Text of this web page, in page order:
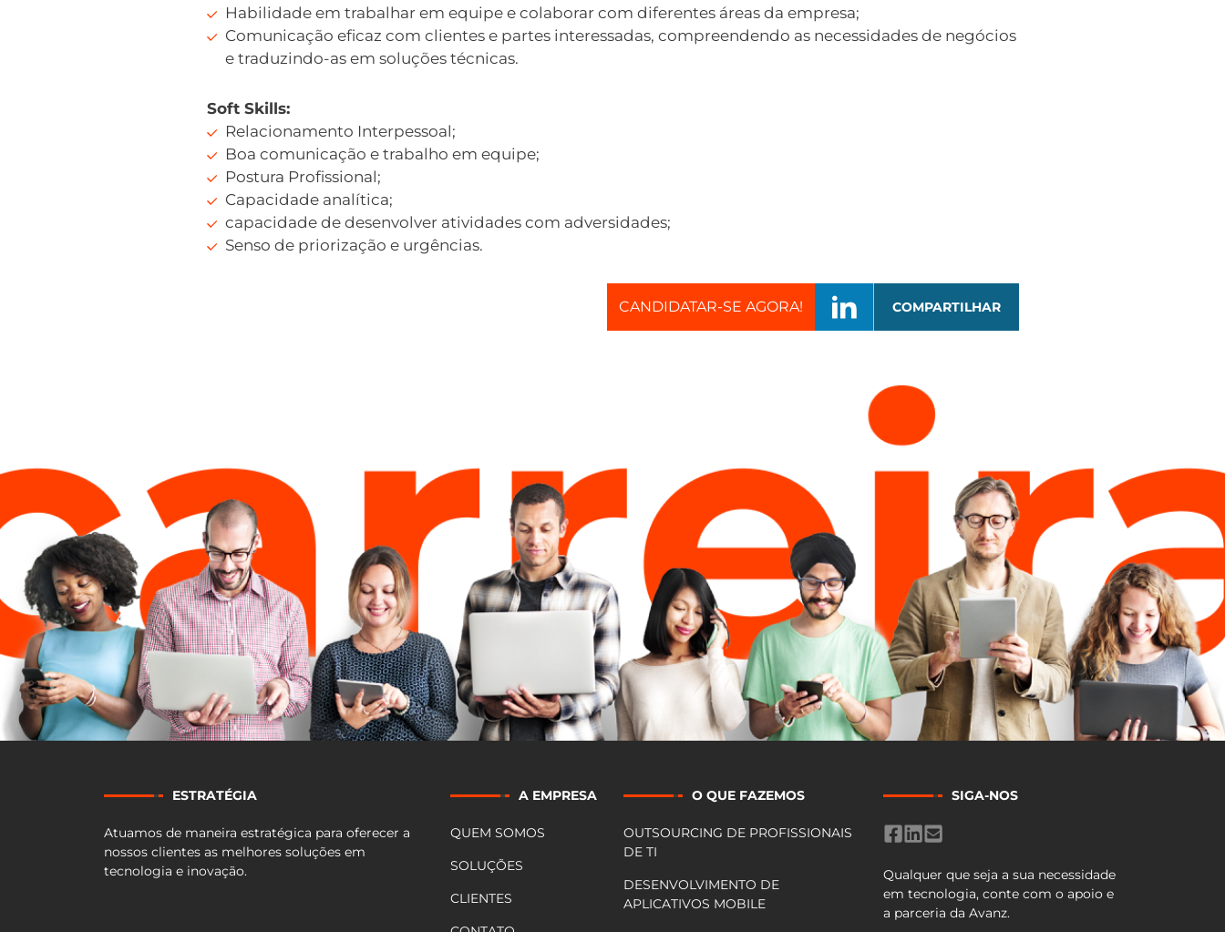
Habilidade em trabalhar em equipe e colaborar com diferentes áreas da empresa;
Comunicação eficaz com clientes e partes interessadas, compreendendo as necessidades de negócios
e traduzindo-as em soluções técnicas.
Soft Skills:
Relacionamento Interpessoal;
Boa comunicação e trabalho em equipe;
Postura Profissional;
Capacidade analítica;
capacidade de desenvolver atividades com adversidades;
Senso de priorização e urgências.
CANDIDATAR-SE AGORA! COMPARTILHAR
ESTRATÉGIA
Atuamos de maneira estratégica para oferecer a
nossos clientes as melhores soluções em
tecnologia e inovação.
A EMPRESA
QUEM SOMOS
SOLUÇÕES
CLIENTES
O QUE FAZEMOS
OUTSOURCING DE PROFISSIONAIS
DE TI
DESENVOLVIMENTO DE
APLICATIVOS MOBILE
SIGA-NOS
Qualquer que seja a sua necessidade
em tecnologia, conte com o apoio e
a parceria da Avanz.